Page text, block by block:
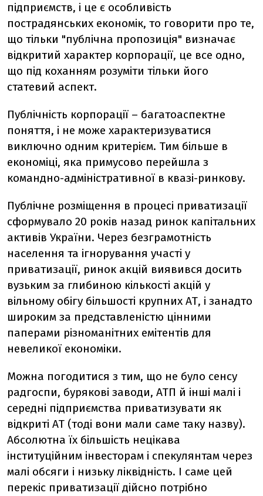
підприємств, і це є особливість
пострадянських економік, то говорити про те,
що тільки "публічна пропозиція" визначає
відкритий характер корпорації, це все одно,
що під коханням розуміти тільки його
статевий аспект.
Публічність корпорації – багатоаспектне
поняття, і не може характеризуватися
виключно одним критерієм. Тим більше в
економіці, яка примусово перейшла з
командно-адміністративної в квазі-ринкову.
Публічне розміщення в процесі приватизації
сформувало 20 років назад ринок капітальних
активів України. Через безграмотність
населення та ігнорування участі у
приватизації, ринок акцій виявився досить
вузьким за глибиною кількості акцій у
вільному обігу більшості крупних АТ, і занадто
широким за представленістю цінними
паперами різноманітних емітентів для
невеликої економіки.
Можна погодитися з тим, що не було сенсу
радгоспи, бурякові заводи, АТП й інші малі і
середні підприємства приватизувати як
відкриті АТ (тоді вони мали саме таку назву).
Абсолютна їх більшість нецікава
інституційним інвесторам і спекулянтам через
малі обсяги і низьку ліквідність. І саме цей
перекіс приватизації дійсно потрібно